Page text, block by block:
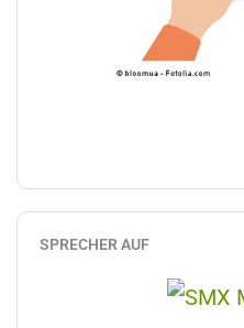
SPRECHER AUF